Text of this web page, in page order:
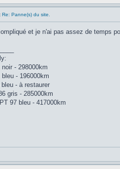
Re: Panne(s) du site.
et je n'ai pas assez de temps
- 298000km
- 196000km
- à restaurer
gris - 285000km
97 bleu - 417000km